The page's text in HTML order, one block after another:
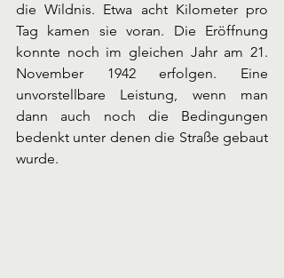
die Wildnis. Etwa acht Kilometer pro
Tag kamen sie voran. Die Eröffnung
konnte noch im gleichen Jahr am 21.
November 1942 erfolgen. Eine
unvorstellbare Leistung, wenn man
dann auch noch die Bedingungen
bedenkt unter denen die Straße gebaut
wurde.